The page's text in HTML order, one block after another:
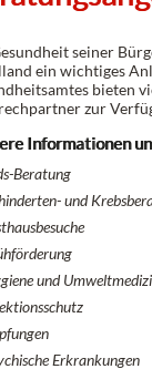
seiner
ein wichtiges
bieten
zur
Informationen
Beratung
und
und
Erkrankungen